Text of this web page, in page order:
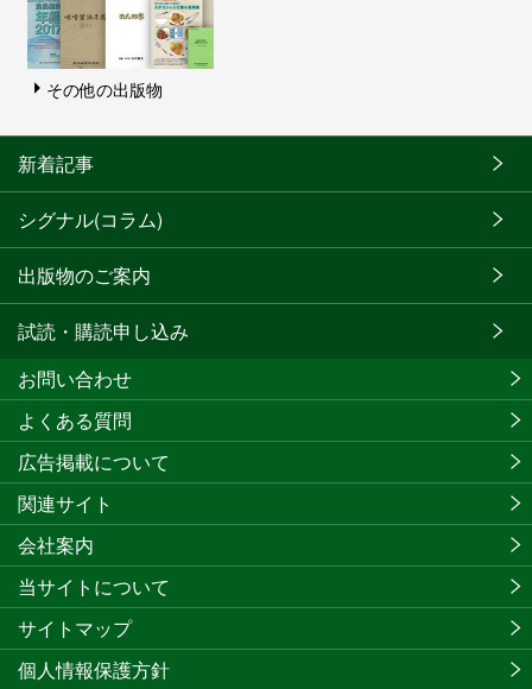
その他の出版物
新着記事
シグナル(コラム)
出版物のご案内
試読・購読申し込み
お問い合わせ
よくある質問
広告掲載について
関連サイト
会社案内
当サイトについて
サイトマップ
個人情報保護方針